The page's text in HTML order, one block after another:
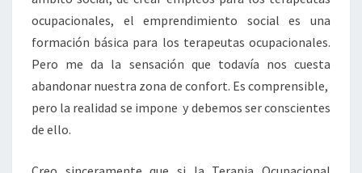
ocupacionales, el emprendimiento social es una
formación básica para los terapeutas ocupacionales.
Pero me da la sensación que todavía nos cuesta
abandonar nuestra zona de confort. Es comprensible,
pero la realidad se impone y debemos ser conscientes
de ello.